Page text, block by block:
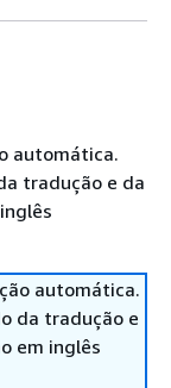
automática.
tradução e da
automática.
da tradução e
em inglês